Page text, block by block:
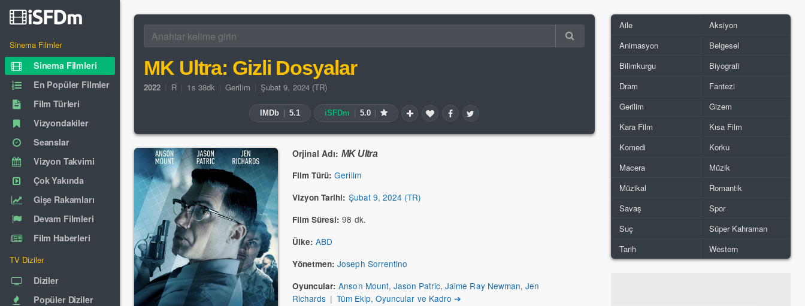
Sinema Filmler
Sinema Filmleri
En Popüler Filmler
Film Türleri
Vizyondakiler
Seanslar
Vizyon Takvimi
Çok Yakında
Gişe Rakamları
Devam Filmleri
Film Haberleri
TV Diziler
Diziler
Popüler Diziler
MK Ultra: Gizli Dosyalar
2022 R 1s 38dk Gerilim Şubat 9, 2024 (TR)
IMDb 5.1 iSFDm 5.0
Orjinal Adı: MK Ultra
Film Türü: Gerilim
Vizyon Tarihi: Şubat 9, 2024 (TR)
Film Süresi: 98 dk.
Ülke: ABD
Yönetmen: Joseph Sorrentino
Oyuncular: Anson Mount, Jason Patric,Jaime Ray Newman, Jen
Richards | Tüm Ekip, Oyuncular ve Kadro ➔
Aile
Aksiyon
Animasyon
Belgesel
Bilimkurgu
Biyografi
Dram
Fantezi
Gerilim
Gizem
Kara Film
Kısa Film
Komedi
Korku
Macera
Müzik
Müzikal
Romantik
Savaş
Spor
Suç
Süper Kahraman
Tarih
Western